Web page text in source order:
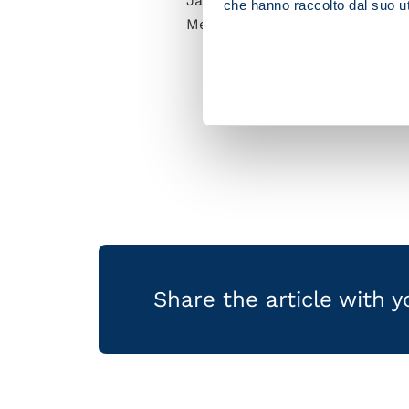
che hanno raccolto dal suo
Meret spent the first half of
Share the article with